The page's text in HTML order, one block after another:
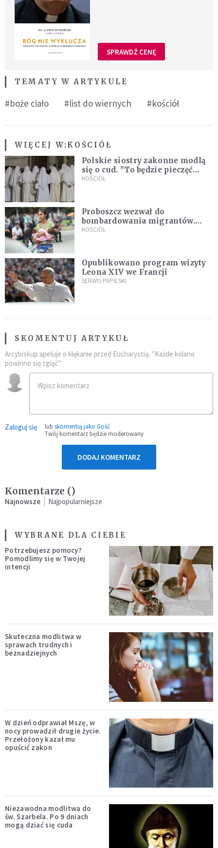
SPRAWDŹ CENĘ
TEMATY W ARTYKULE
#boże ciało #list do wiernych #kościół
WIĘCEJ W:KOŚCIÓŁ
Polskie siostry zakonne modlą
się o cud. "To będzie pieczęć
Pana Boga dla naszej wiary"
KOŚCIÓŁ
Proboszcz wezwał do
bombardowania migrantów.
"Masowy ogień przeciwko
KOŚCIÓŁ
Opublikowano program wizyty
Leona XIV we Francji
SERWIS PAPIESKI
SKOMENTUJ ARTYKUŁ
Arcybiskup apeluje o klękanie przed Eucharystią. "Każde kolano
powinno się zgiąć"
Zaloguj się lub skomentuj jako Gość
Twój komentarz będzie moderowany
DODAJ KOMENTARZ
Komentarze ()
Najnowsze Najpopularniejsze
WYBRANE DLA CIEBIE
Potrzebujesz pomocy?
Pomodlimy się w Twojej
intencji
Skuteczna modlitwa w
sprawach trudnych i
beznadziejnych
W dzień odprawiał Mszę, w
nocy prowadził drugie życie.
Przełożony kazał mu
opuścić zakon
Niezawodna modlitwa do
św. Szarbela. Po 9 dniach
mogą dziać się cuda